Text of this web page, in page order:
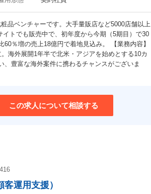
品ベンチャーです。大手量販店など5000店舗以上
トでも販売中で、初年度から今期（5期目）で30
％増の売上18億円で着地見込み。 【業務内容】
海外展開1年半で北米・アジアを始めとする10カ
豊富な海外案件に携わるチャンスがございま
この求人について相談する
運用支援）